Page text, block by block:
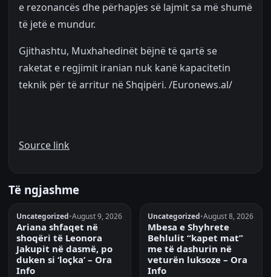
e rezonancës dhe përhapjes së lajmit sa më shumë
të jetë e mundur.
Gjithashtu, Muxhahedinët bëjnë të qartë se
raketat e regjimit iranian nuk kanë kapacitetin
teknik për të arritur në Shqipëri. /Euronews.al/
Source link
Të ngjashme
Uncategorized•August 9, 2026
Ariana shfaqet në
shoqëri të Leonora
Jakupit në dasmë, po
duken si ‘loçka’ – Ora
Info
Uncategorized•August 8, 2026
Mbesa e Shyhrete
Behlulit “kapet mat”
me të dashurin në
veturën luksoze – Ora
Info